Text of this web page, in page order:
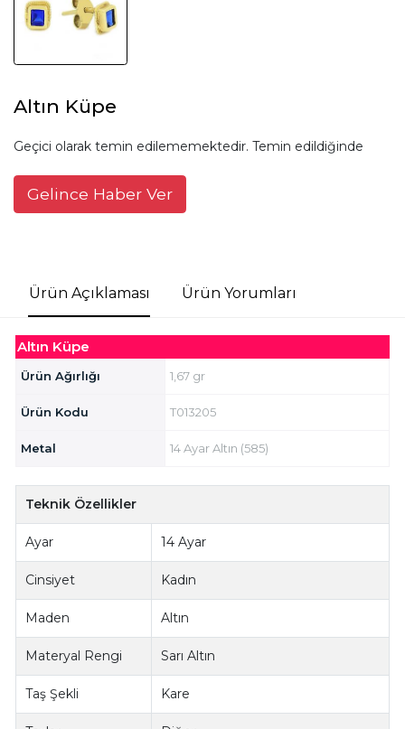
Altın Küpe
Geçici olarak temin edilememektedir. Temin edildiğinde
Gelince Haber Ver
Ürün Açıklaması Ürün Yorumları
Altın Küpe
Ürün Ağırlığı 1,67 gr
Ürün Kodu T013205
Metal 14 Ayar Altın (585)
Teknik Özellikler
Ayar 14 Ayar
Cinsiyet Kadın
Maden Altın
Materyal Rengi Sarı Altın
Taş Şekli Kare